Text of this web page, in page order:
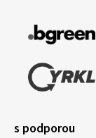
s podporou